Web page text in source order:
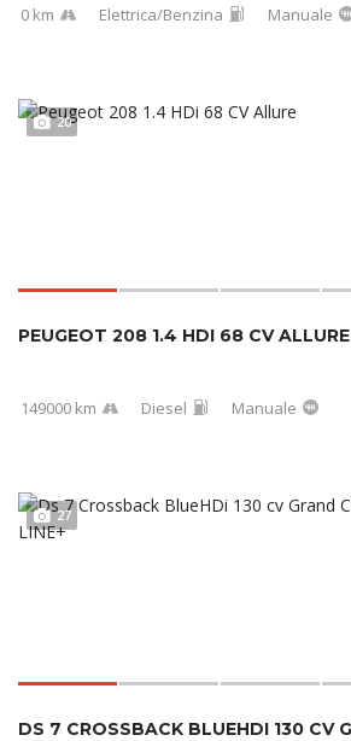
0 km Elettrica/Benzina Manuale
20
PEUGEOT 208 1.4 HDI 68 CV ALLURE
149000 km Diesel Manuale
27